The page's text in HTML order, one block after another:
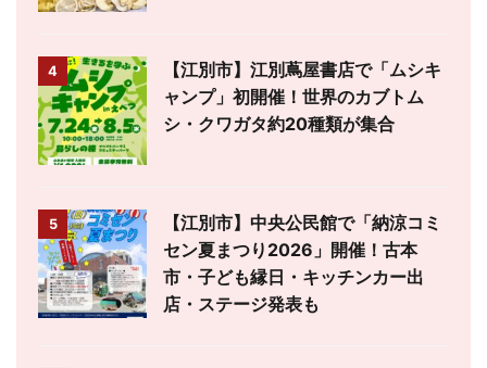
4
【江別市】江別蔦屋書店で「ムシキ
ャンプ」初開催！世界のカブトム
シ・クワガタ約20種類が集合
5
【江別市】中央公民館で「納涼コミ
セン夏まつり2026」開催！古本
市・子ども縁日・キッチンカー出
店・ステージ発表も